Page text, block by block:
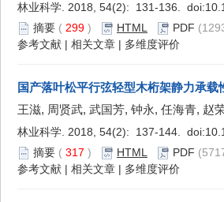
林业科学. 2018, 54(2): 131-136. doi:
摘要 ( 299 ) HTML PDF
参考文献 | 相关文章 | 多维度评价
国产落叶松平行弦轻型木桁架静力承载
王滋, 周贤武, 武国芳, 钟永, 任海青, 赵
林业科学. 2018, 54(2): 137-144. doi:
摘要 ( 317 ) HTML PDF
参考文献 | 相关文章 | 多维度评价